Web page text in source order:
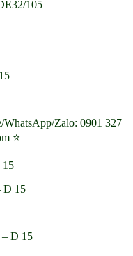
105
Zalo: 0901 327
⭐
15
D 15
– D 15